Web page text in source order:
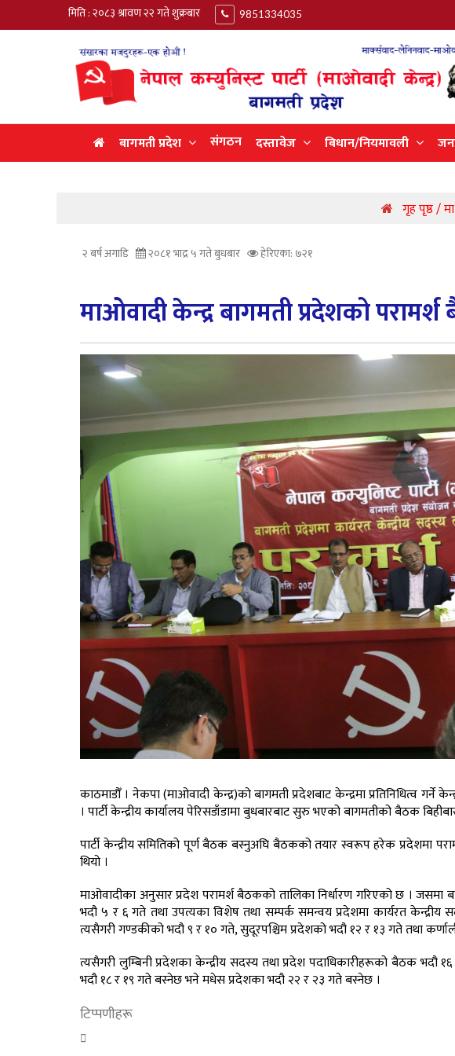
मिति : २०८३ श्रावण २२ गते शुक्रबार 9851334035
बागमती प्रदेश संगठन दस्तावेज बिधान/नियमावली
गृह पृष्ठ /
२ बर्ष अगाडि २०८१ भाद्र ५ गते बुधबार हेरिएका: ७२१
माओवादी केन्द्र बागमती प्रदेशको
काठमाडौँ । नेकपा (माओवादी केन्द्र)को बागमती प्रदेशबाट केन्द्रमा प्रतिनिधित्व
। पार्टी केन्द्रीय कार्यालय पेरिसडाँडामा बुधबारबाट सुरु भएको बागमतीको बैठक
पार्टी केन्द्रीय समितिको पूर्ण बैठक बस्नुअघि बैठकको तयार स्वरूप हरेक प्रदेशमा
थियो ।
माओवादीका अनुसार प्रदेश परामर्श बैठकको तालिका निर्धारण गरिएको छ । जसमा
भदौ ५ र ६ गते तथा उपत्यका विशेष तथा सम्पर्क समन्वय प्रदेशमा कार्यरत
त्यसैगरी गण्डकीको भदौ ९ र १० गते, सुदूरपश्चिम प्रदेशको भदौ १२ र १३ गते तथा
त्यसैगरी लुम्बिनी प्रदेशका केन्द्रीय सदस्य तथा प्रदेश पदाधिकारीहरूको बैठक
भदौ १८ र १९ गते बस्नेछ भने मधेस प्रदेशका भदौ २२ र २३ गते बस्नेछ ।
टिप्पणीहरू